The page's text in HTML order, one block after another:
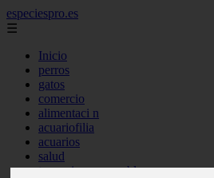
especiespro.es
☰
Inicio
perros
gatos
comercio
alimentaci n
acuariofilia
acuarios
salud
tenencia responsable